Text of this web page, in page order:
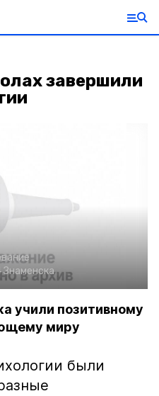
завершили
учили позитивному
миру
были